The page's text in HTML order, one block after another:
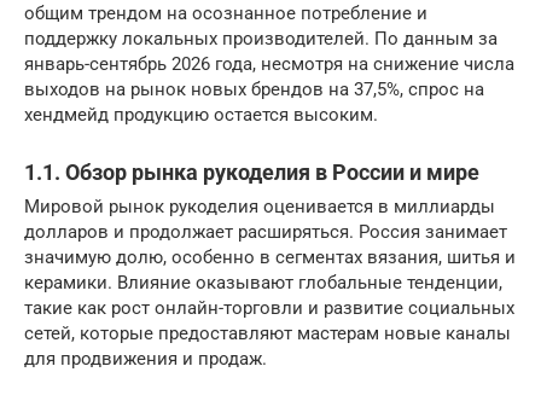
общим трендом на осознанное потребление и
поддержку локальных производителей. По данным за
январь-сентябрь 2026 года, несмотря на снижение числа
выходов на рынок новых брендов на 37,5%, спрос на
хендмейд продукцию остается высоким.
1.1. Обзор рынка рукоделия в России и мире
Мировой рынок рукоделия оценивается в миллиарды
долларов и продолжает расширяться. Россия занимает
значимую долю, особенно в сегментах вязания, шитья и
керамики. Влияние оказывают глобальные тенденции,
такие как рост онлайн-торговли и развитие социальных
сетей, которые предоставляют мастерам новые каналы
для продвижения и продаж.